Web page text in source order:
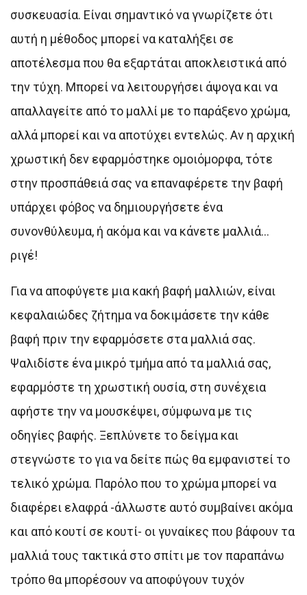
συσκευασία. Είναι σημαντικό να γνωρίζετε ότι
αυτή η μέθοδος μπορεί να καταλήξει σε
αποτέλεσμα που θα εξαρτάται αποκλειστικά από
την τύχη. Μπορεί να λειτουργήσει άψογα και να
απαλλαγείτε από το μαλλί με το παράξενο χρώμα,
αλλά μπορεί και να αποτύχει εντελώς. Αν η αρχική
χρωστική δεν εφαρμόστηκε ομοιόμορφα, τότε
στην προσπάθειά σας να επαναφέρετε την βαφή
υπάρχει φόβος να δημιουργήσετε ένα
συνονθύλευμα, ή ακόμα και να κάνετε μαλλιά…
ριγέ!
Για να αποφύγετε μια κακή βαφή μαλλιών, είναι
κεφαλαιώδες ζήτημα να δοκιμάσετε την κάθε
βαφή πριν την εφαρμόσετε στα μαλλιά σας.
Ψαλιδίστε ένα μικρό τμήμα από τα μαλλιά σας,
εφαρμόστε τη χρωστική ουσία, στη συνέχεια
αφήστε την να μουσκέψει, σύμφωνα με τις
οδηγίες βαφής. Ξεπλύνετε το δείγμα και
στεγνώστε το για να δείτε πώς θα εμφανιστεί το
τελικό χρώμα. Παρόλο που το χρώμα μπορεί να
διαφέρει ελαφρά -άλλωστε αυτό συμβαίνει ακόμα
και από κουτί σε κουτί- οι γυναίκες που βάφουν τα
μαλλιά τους τακτικά στο σπίτι με τον παραπάνω
τρόπο θα μπορέσουν να αποφύγουν τυχόν